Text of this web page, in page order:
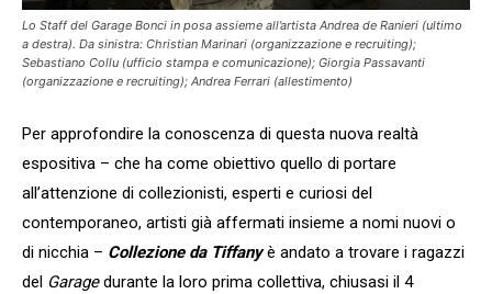
Lo Staff del Garage Bonci in posa assieme all’artista Andrea de Ranieri (ultimo
a destra). Da sinistra: Christian Marinari (organizzazione e recruiting);
Sebastiano Collu (ufficio stampa e comunicazione); Giorgia Passavanti
(organizzazione e recruiting); Andrea Ferrari (allestimento)
Per approfondire la conoscenza di questa nuova realtà
espositiva – che ha come obiettivo quello di portare
all’attenzione di collezionisti, esperti e curiosi del
contemporaneo, artisti già affermati insieme a nomi nuovi o
di nicchia – Collezione da Tiffany è andato a trovare i ragazzi
del Garagedurante la loro prima collettiva, chiusasi il 4